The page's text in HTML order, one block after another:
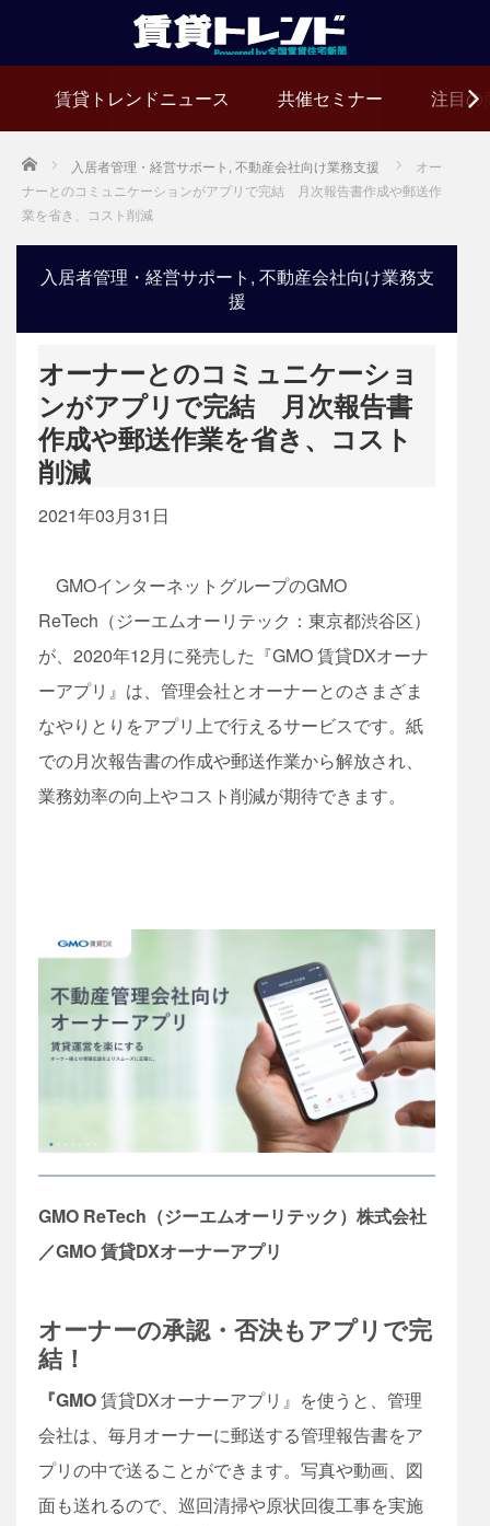
賃貸トレンドニュース 共催セミナー 注目の
Home 入居者管理・経営サポート , 不動産会社向け業務支援
オー
ナーとのコミュニケーションがアプリで完結 月次報告書作成や郵送作
業を省き、コスト削減
入居者管理・経営サポート , 不動産会社向け業務支
援
オーナーとのコミュニケーショ
ンがアプリで完結 月次報告書
作成や郵送作業を省き、コスト
削減
2021年03月31日
GMOインターネットグループのGMO
ReTech（ジーエムオーリテック：東京都渋谷区）
が、2020年12月に発売した『GMO 賃貸DXオーナ
ーアプリ』は、管理会社とオーナーとのさまざま
なやりとりをアプリ上で行えるサービスです。紙
での月次報告書の作成や郵送作業から解放され、
業務効率の向上やコスト削減が期待できます。
GMO ReTech（ジーエムオーリテック）株式会社
／GMO 賃貸DXオーナーアプリ
オーナーの承認・否決もアプリで完
結！
『GMO賃貸DXオーナーアプリ』を使うと、管理
会社は、毎月オーナーに郵送する管理報告書をア
プリの中で送ることができます。写真や動画、図
面も送れるので、巡回清掃や原状回復工事を実施